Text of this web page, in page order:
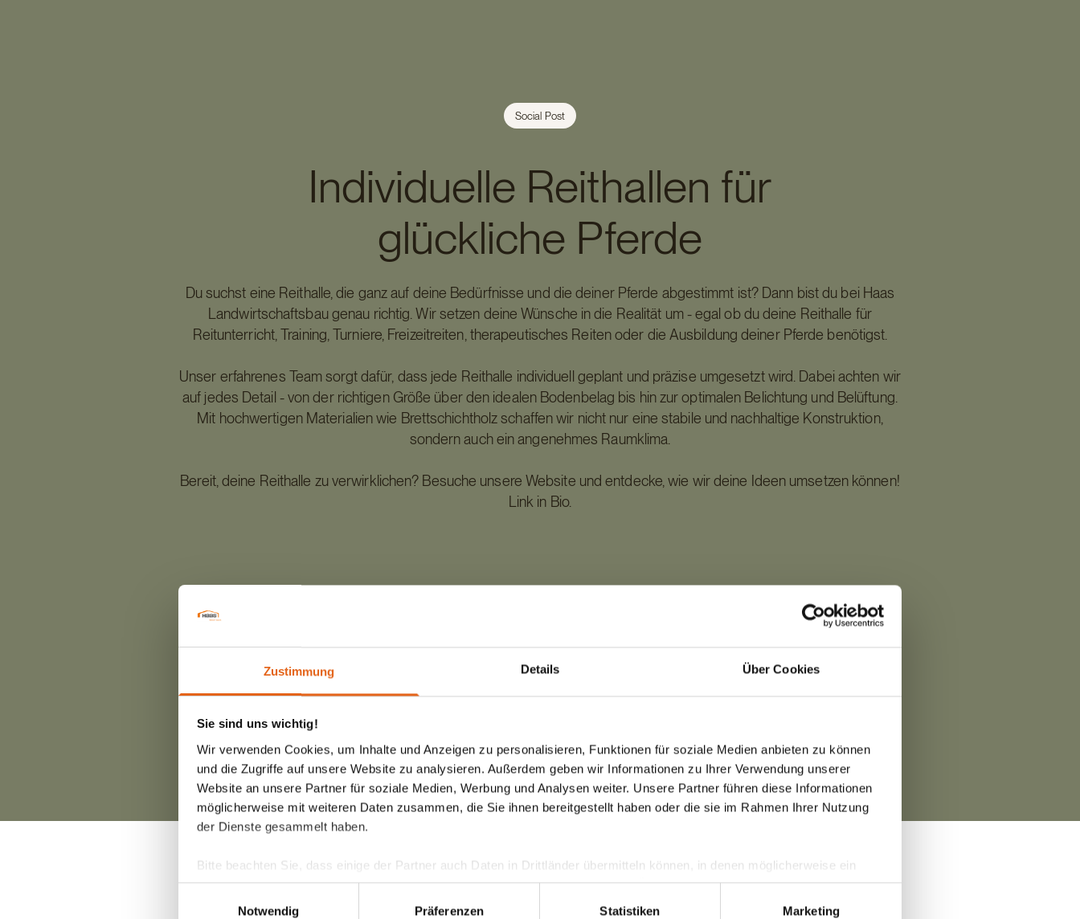
Zustimmung Details Über Cookies
Sie sind uns wichtig!
Wir verwenden Cookies, um Inhalte und Anzeigen zu personalisieren, Funktionen für soziale Medien anbieten zu können
und die Zugriffe auf unsere Website zu analysieren. Außerdem geben wir Informationen zu Ihrer Verwendung unserer
Website an unsere Partner für soziale Medien, Werbung und Analysen weiter. Unsere Partner führen diese Informationen
möglicherweise mit weiteren Daten zusammen, die Sie ihnen bereitgestellt haben oder die sie im Rahmen Ihrer Nutzung
der Dienste gesammelt haben.
Bitte beachten Sie, dass einige der Partner auch Daten in Drittländer übermitteln können, in denen möglicherweise ein
anderes Datenschutzniveau besteht als in der EU. Wir stellen sicher, dass die Übermittlung Ihrer Daten in
Übereinstimmung mit den geltenden Datenschutzgesetzen erfolgt und geeignete Schutzmaßnahmen getroffen werden.
Notwendig
Präferenzen Statistiken Marketing
Social Post
Individuelle Reithallen für
glückliche Pferde
Du suchst eine Reithalle, die ganz auf deine Bedürfnisse und die deiner Pferde abgestimmt ist? Dann bist du bei Haas
Landwirtschaftsbau genau richtig. Wir setzen deine Wünsche in die Realität um - egal ob du deine Reithalle für
Reitunterricht, Training, Turniere, Freizeitreiten, therapeutisches Reiten oder die Ausbildung deiner Pferde benötigst.
Unser erfahrenes Team sorgt dafür, dass jede Reithalle individuell geplant und präzise umgesetzt wird. Dabei achten wir
auf jedes Detail - von der richtigen Größe über den idealen Bodenbelag bis hin zur optimalen Belichtung und Belüftung.
Mit hochwertigen Materialien wie Brettschichtholz schaffen wir nicht nur eine stabile und nachhaltige Konstruktion,
sondern auch ein angenehmes Raumklima.
Bereit, deine Reithalle zu verwirklichen? Besuche unsere Website und entdecke, wie wir deine Ideen umsetzen können!
Link in Bio.
#haasfertigbau #haas #besserbauen #nachhaltigkeit #landwirtschaft #reithalle #pferde #reitsport #pferdesport
#reitanlage #individuell #reiten #agriculture #horses #horseriding #equestrian
©️ Haas Fertigbau GmbH